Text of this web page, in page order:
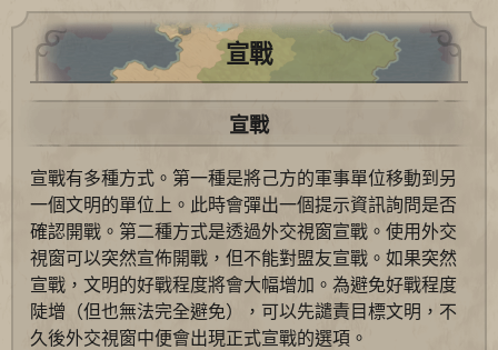
宣戰
宣戰
宣戰有多種方式。第一種是將己方的軍事單位移動到另
一個文明的單位上。此時會彈出一個提示資訊詢問是否
確認開戰。第二種方式是透過外交視窗宣戰。使用外交
視窗可以突然宣佈開戰，但不能對盟友宣戰。如果突然
宣戰，文明的好戰程度將會大幅增加。為避免好戰程度
陡增（但也無法完全避免），可以先譴責目標文明，不
久後外交視窗中便會出現正式宣戰的選項。